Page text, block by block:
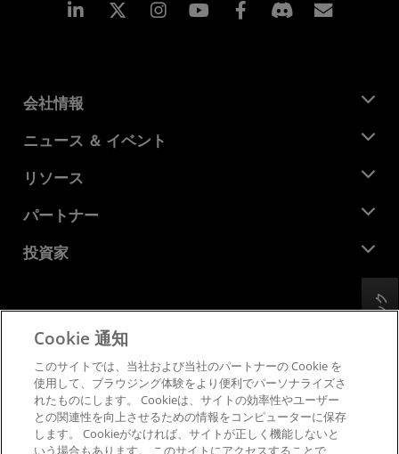
Linkedin Instagram Facebook
会社情報
AMD について
企業責任
お問い合わせ
ニュース ＆ イベント
ニュースルーム
メディア ライブラリ
リソース
デベロッパー セントラル
ケース スタディ
パートナー
AMD パートナー ハブ
投資家
財務情報
取締役会
ガバナンス報告書
SEC 提出書類
プライバシー
商標
サプライ チェーンの透明性
公正でオープンな競争
英国税務戦略
フィードバック
Cookie 通知
このサイトでは、当社および当社のパートナーの Cookie を
使用して、ブラウジング体験をより便利でパーソナライズさ
れたものにします。 Cookieは、サイトの効率性やユーザー
との関連性を向上させるための情報をコンピューターに保存
します。 Cookieがなければ、サイトが正しく機能しないと
いう場合もあります。 このサイトにアクセスすることで、